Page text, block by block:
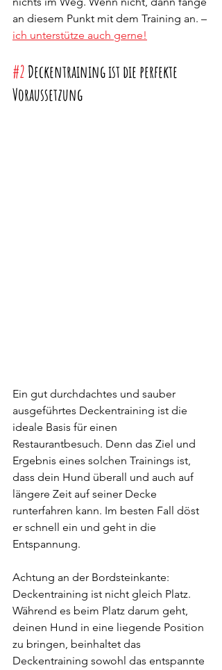
an diesem Punkt mit dem Training an. –
ich unterstütze auch gerne!
#2 Deckentraining ist die perfekte
Voraussetzung
Ein gut durchdachtes und sauber
ausgeführtes Deckentraining ist die
ideale Basis für einen
Restaurantbesuch. Denn das Ziel und
Ergebnis eines solchen Trainings ist,
dass dein Hund überall und auch auf
längere Zeit auf seiner Decke
runterfahren kann. Im besten Fall döst
er schnell ein und geht in die
Entspannung.
Achtung an der Bordsteinkante:
Deckentraining ist nicht gleich Platz.
Während es beim Platz darum geht,
deinen Hund in eine liegende Position
zu bringen, beinhaltet das
Deckentraining sowohl das entspannte